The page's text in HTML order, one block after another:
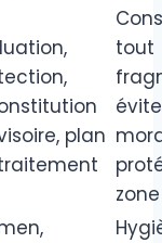
plan
tout
zone